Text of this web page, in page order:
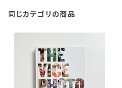
同じカテゴリの商品